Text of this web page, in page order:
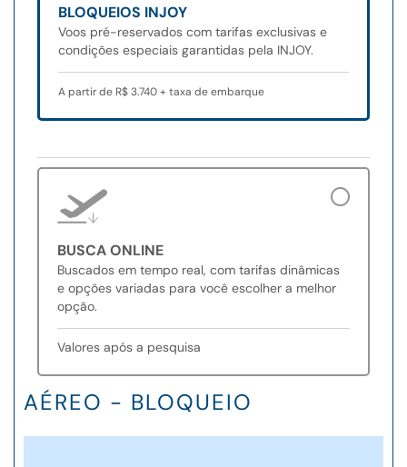
BLOQUEIOS INJOY
Voos pré-reservados com tarifas exclusivas e
condições especiais garantidas pela INJOY.
A partir de R$ 3.740 + taxa de embarque
BUSCA ONLINE
Buscados em tempo real, com tarifas dinâmicas
e opções variadas para você escolher a melhor
opção.
Valores após a pesquisa
AÉREO - BLOQUEIO